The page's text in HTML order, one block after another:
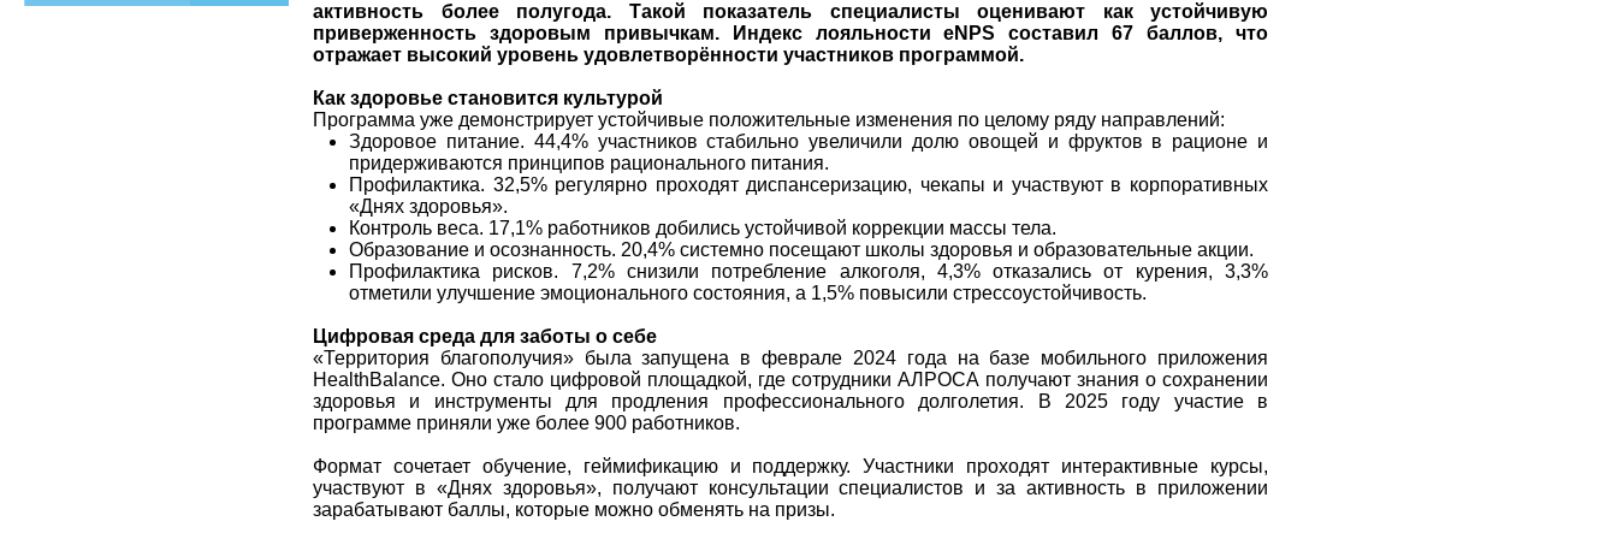
активность более полугода. Такой показатель специалисты оценивают как устойчивую
приверженность здоровым привычкам. Индекс лояльности eNPS составил 67 баллов, что
отражает высокий уровень удовлетворённости участников программой.
Как здоровье становится культурой
Программа уже демонстрирует устойчивые положительные изменения по целому ряду направлений:
Здоровое питание. 44,4% участников стабильно увеличили долю овощей и фруктов в рационе и
придерживаются принципов рационального питания.
Профилактика. 32,5% регулярно проходят диспансеризацию, чекапы и участвуют в корпоративных
«Днях здоровья».
Контроль веса. 17,1% работников добились устойчивой коррекции массы тела.
Образование и осознанность. 20,4% системно посещают школы здоровья и образовательные акции.
Профилактика рисков. 7,2% снизили потребление алкоголя, 4,3% отказались от курения, 3,3%
отметили улучшение эмоционального состояния, а 1,5% повысили стрессоустойчивость.
Цифровая среда для заботы о себе
«Территория благополучия» была запущена в феврале 2024 года на базе мобильного приложения
HealthBalance. Оно стало цифровой площадкой, где сотрудники АЛРОСА получают знания о сохранении
здоровья и инструменты для продления профессионального долголетия. В 2025 году участие в
программе приняли уже более 900 работников.
Формат сочетает обучение, геймификацию и поддержку. Участники проходят интерактивные курсы,
участвуют в «Днях здоровья», получают консультации специалистов и за активность в приложении
зарабатывают баллы, которые можно обменять на призы.